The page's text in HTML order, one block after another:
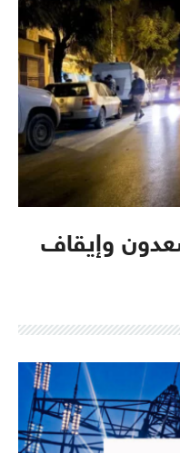
وإيقاف